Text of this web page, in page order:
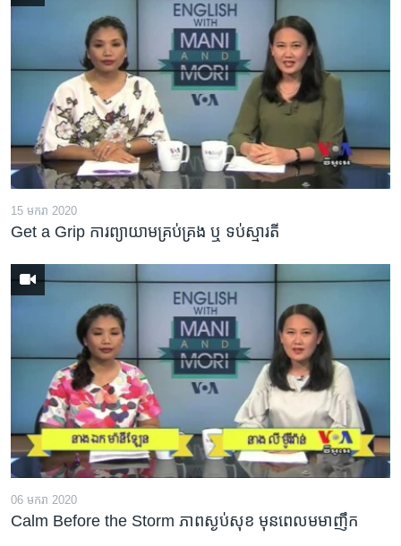
15 មករា 2020
Get a Grip ការព្យាយាម​គ្រប់គ្រង ឬ ទប់​ស្មារតី
06 មករា 2020
Calm Before the Storm ភាពស្ងប់សុខ មុន​ពេល​មមាញឹក